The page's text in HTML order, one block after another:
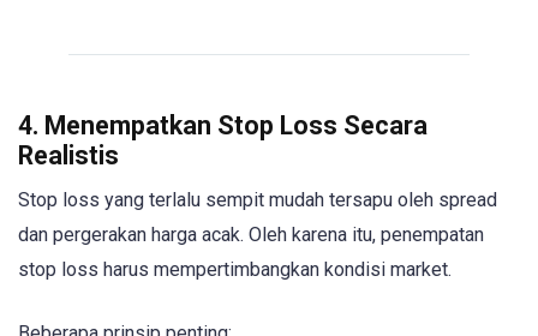
4. Menempatkan Stop Loss Secara
Realistis
Stop loss yang terlalu sempit mudah tersapu oleh spread
dan pergerakan harga acak. Oleh karena itu, penempatan
stop loss harus mempertimbangkan kondisi market.